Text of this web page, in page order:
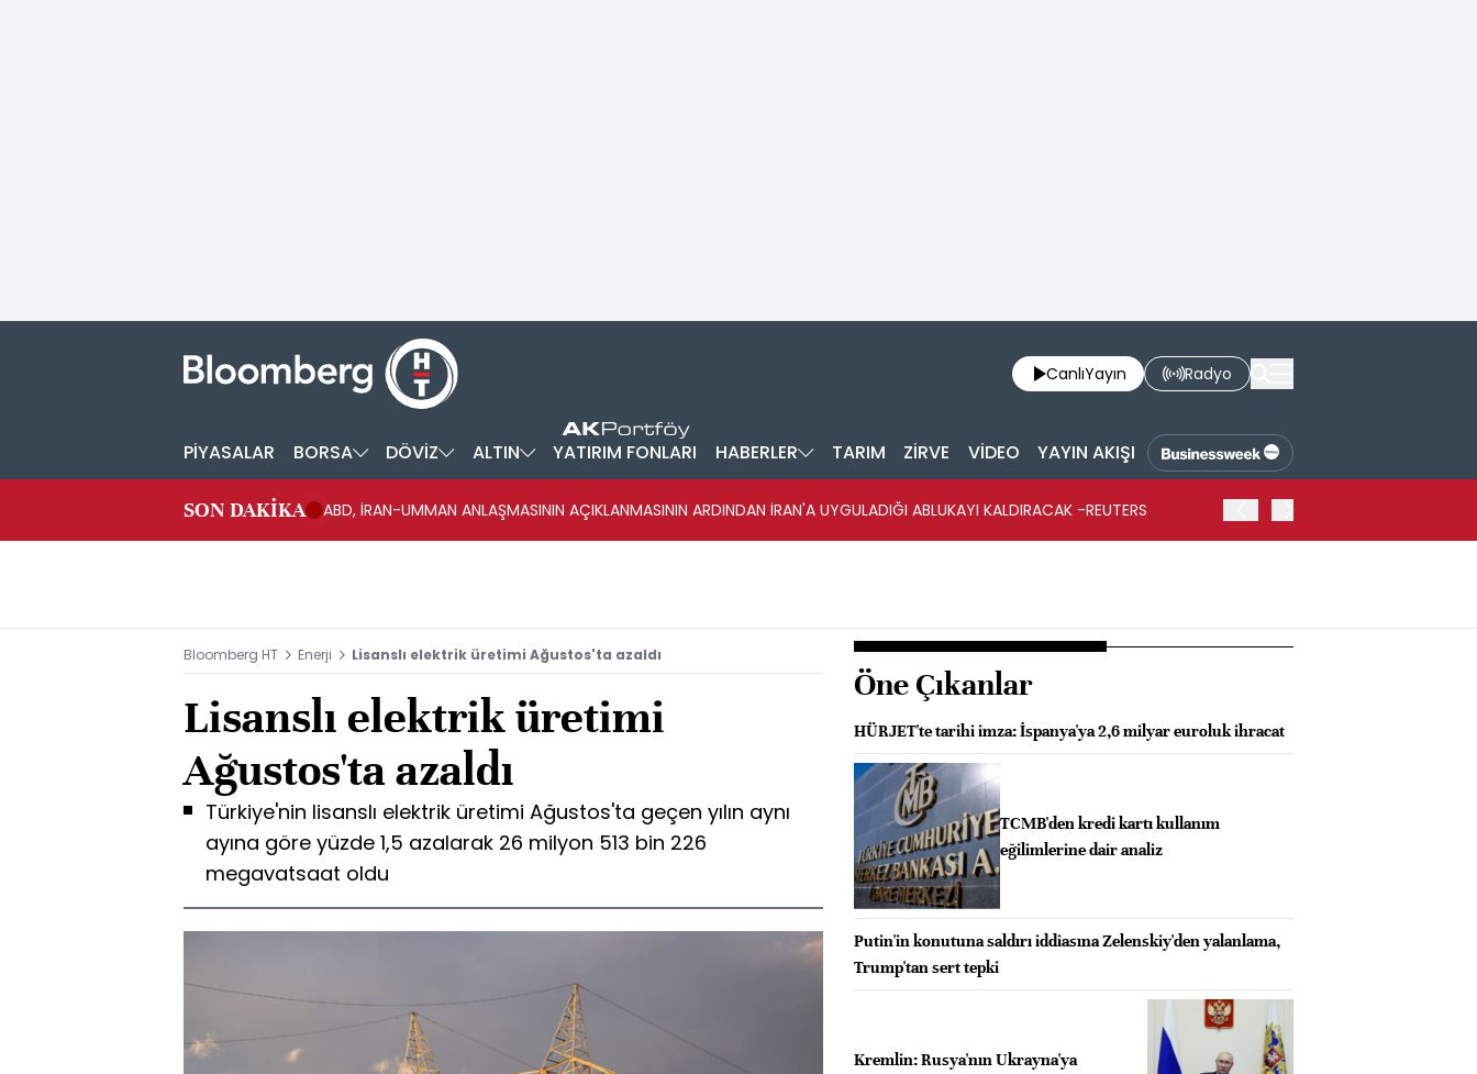
CanlıYayın Radyo
PİYASALAR BORSA DÖVİZ ALTIN YATIRIM FONLARI HABERLER TARIM ZİRVE VİDEO YAYIN AKIŞI
SON DAKİKA ABD, İRAN-UMMAN ANLAŞMASININ AÇIKLANMASININ ARDINDAN İRAN'A UYGULADIĞI ABLUKAYI KALDIRACAK -REUTERS
Bloomberg HT Enerji Lisanslı elektrik üretimi Ağustos'ta azaldı
Lisanslı elektrik üretimi
Ağustos'ta azaldı
Türkiye'nin lisanslı elektrik üretimi Ağustos'ta geçen yılın aynı
ayına göre yüzde 1,5 azalarak 26 milyon 513 bin 226
megavatsaat oldu
Öne Çıkanlar
HÜRJET'te tarihi imza: İspanya'ya 2,6 milyar euroluk ihracat
TCMB'den kredi kartı kullanım
eğilimlerine dair analiz
Putin'in konutuna saldırı iddiasına Zelenskiy'den yalanlama,
Trump'tan sert tepki
Kremlin: Rusya'nın Ukrayna'ya